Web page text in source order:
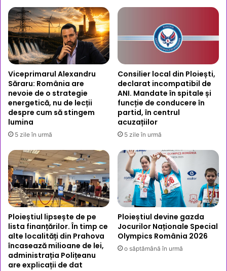
Viceprimarul Alexandru
Săraru: România are
nevoie de o strategie
energetică, nu de lecții
despre cum să stingem
lumina
5 zile în urmă
Consilier local din Ploiești,
declarat incompatibil de
ANI. Mandate în spitale și
funcție de conducere în
partid, în centrul
acuzațiilor
5 zile în urmă
Ploieștiul lipsește de pe
lista finanțărilor. În timp ce
alte localități din Prahova
încasează milioane de lei,
administrația Polițeanu
are explicații de dat
Ploieștiul devine gazda
Jocurilor Naționale Special
Olympics România 2026
o săptămână în urmă